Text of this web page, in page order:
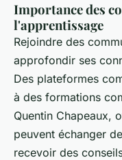
Importance des
l'apprentissage
Rejoindre des
approfondir ses
Des plateformes
à des formations
Quentin Chapeaux,
peuvent échanger
recevoir des